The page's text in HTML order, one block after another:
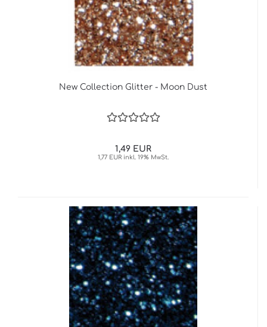
New Collection Glitter - Moon Dust
1,49 EUR
1,77 EUR inkl. 19% MwSt.